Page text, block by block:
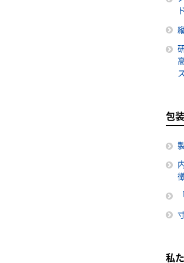
包
私